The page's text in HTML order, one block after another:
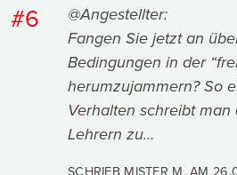
#6
@Angestellter:
Fangen Sie jetzt an
Bedingungen in der
herumzujammern? So
Verhalten schreibt
Lehrern zu…
SCHRIEB MISTER M. AM